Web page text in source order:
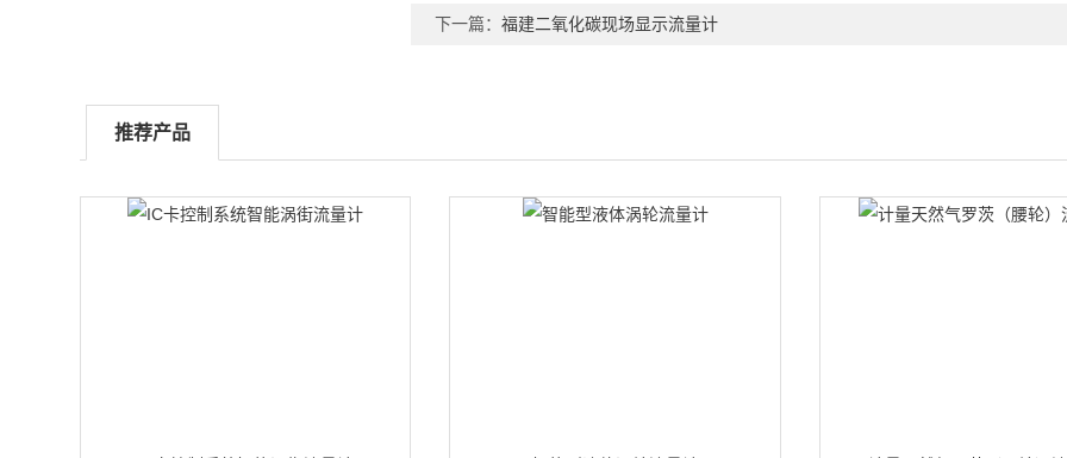
下一篇：福建二氧化碳现场显示流量计
推荐产品